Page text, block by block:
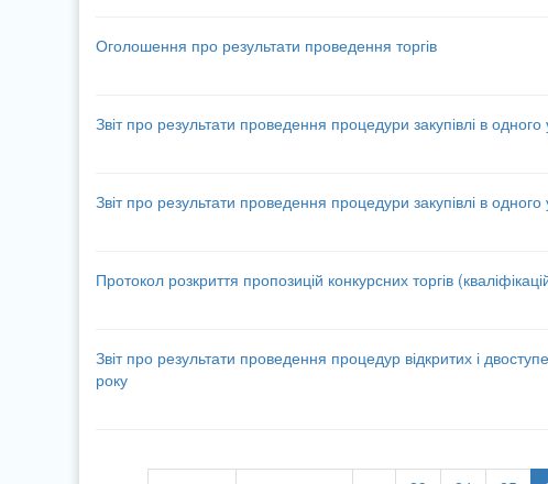
Оголошення про результати проведення торгів
Звіт про результати проведення процедури закупівлі в
Звіт про результати проведення процедури закупівлі в
Протокол розкриття пропозицій конкурсних торгів
Звіт про результати проведення процедур відкритих і
року